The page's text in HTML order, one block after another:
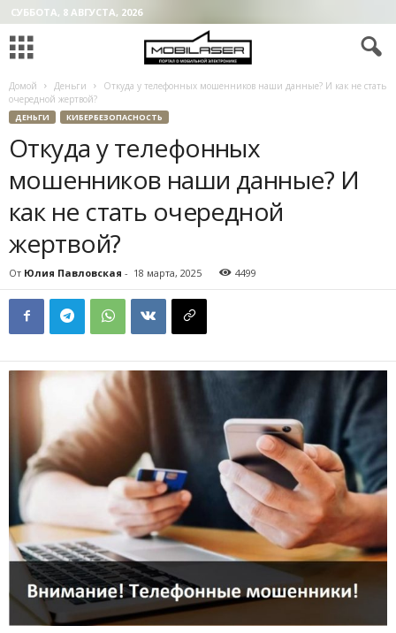
СУББОТА, 8 АВГУСТА, 2026
Домой Деньги
Откуда у телефонных мошенников наши данные? И как не стать
очередной жертвой?
ДЕНЬГИ КИБЕРБЕЗОПАСНОСТЬ
Откуда у телефонных
мошенников наши данные? И
как не стать очередной
жертвой?
От Юлия Павловская - 18 марта, 2025 4499